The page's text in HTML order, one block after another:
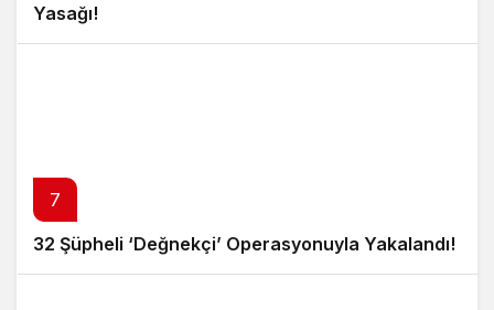
Yasağı!
7
32 Şüpheli ‘Değnekçi’ Operasyonuyla Yakalandı!